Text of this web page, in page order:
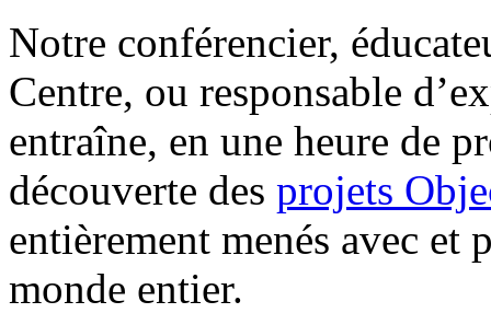
Notre conférencier,
Centre, ou responsable
entraîne, en une heure de
découverte des projets
entièrement menés avec et
monde entier.